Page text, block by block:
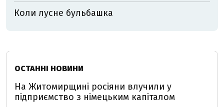
Коли лусне бульбашка
ОСТАННІ НОВИНИ
На Житомирщині росіяни влучили у
підприємство з німецьким капіталом